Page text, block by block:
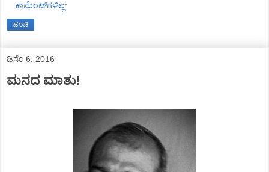
ಕಾಮೆಂಟ್‌ಗಳಿಲ್ಲ:
ಹಂಚಿ
ಡಿಸೆಂ 6, 2016
ಮನದ ಮಾತು!